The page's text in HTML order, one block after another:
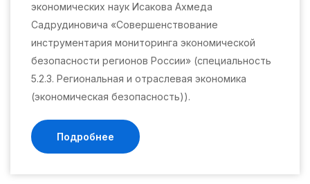
экономических наук Исакова Ахмеда
Садрудиновича «Совершенствование
инструментария мониторинга экономической
безопасности регионов России» (специальность
5.2.3. Региональная и отраслевая экономика
(экономическая безопасность)).
Подробнее